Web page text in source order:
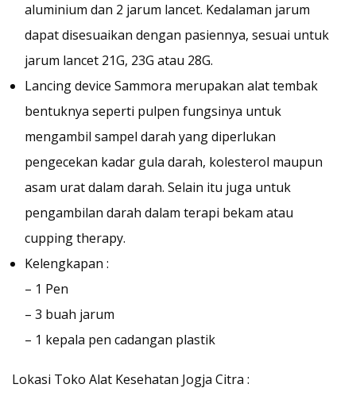
aluminium dan 2 jarum lancet. Kedalaman jarum
dapat disesuaikan dengan pasiennya, sesuai untuk
jarum lancet 21G, 23G atau 28G.
Lancing device Sammora merupakan alat tembak
bentuknya seperti pulpen fungsinya untuk
mengambil sampel darah yang diperlukan
pengecekan kadar gula darah, kolesterol maupun
asam urat dalam darah. Selain itu juga untuk
pengambilan darah dalam terapi bekam atau
cupping therapy.
Kelengkapan :
– 1 Pen
– 3 buah jarum
– 1 kepala pen cadangan plastik
Lokasi Toko Alat Kesehatan Jogja Citra :